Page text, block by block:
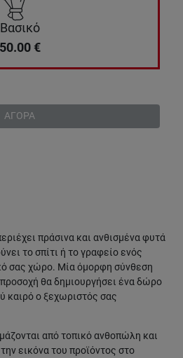
Βασικό
50.00 €
ΑΓΟΡΑ
πράσινα και ανθισμένα φυτά
το σπίτι ή το γραφείο ενός
σας χώρο. Μία όμορφη σύνθεση
θα δημιουργήσει ένα δώρο
καιρό ο ξεχωριστός σας
από τοπικό ανθοπώλη και
εικόνα του προϊόντος στο